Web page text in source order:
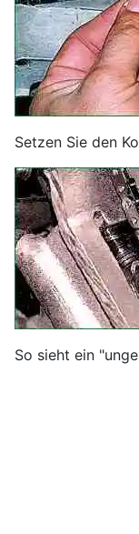
Setzen Sie den
So sieht ein